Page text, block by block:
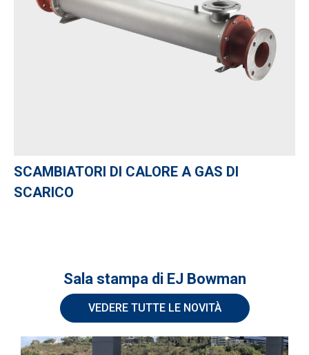
SCAMBIATORI DI CALORE A GAS DI
SCARICO
Sala stampa di EJ Bowman
VEDERE TUTTE LE NOVITÀ